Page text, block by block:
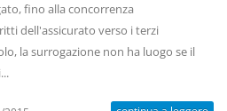
fino alla concorrenza
dell'assicurato verso i terzi
la surrogazione non ha luogo se il